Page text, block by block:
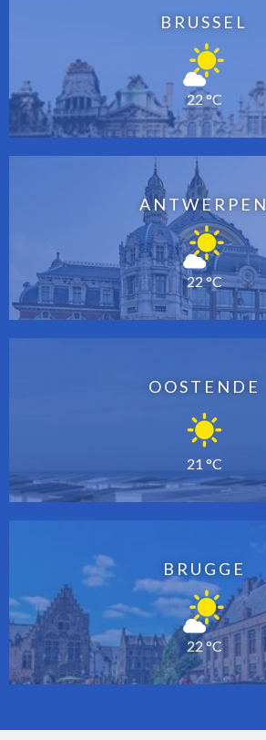
BRUSSEL
22 °C
ANTWERPEN
22 °C
OOSTENDE
21 °C
BRUGGE
22 °C